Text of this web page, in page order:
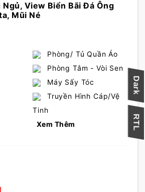
Ngủ, View Biển Bãi Đá Ông
Mũi Né
Phòng/ Tủ Quần Áo
Phòng Tắm - Vòi Sen
Máy Sấy Tóc
Truyền Hình Cáp/Vệ
Tinh
Xem Thêm